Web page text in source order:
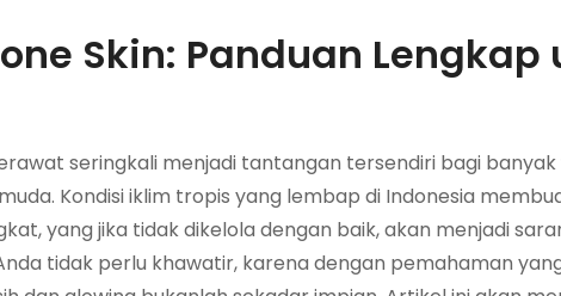
Skin: Panduan Lengkap
seringkali menjadi tantangan tersendiri bagi
Kondisi iklim tropis yang lembap di Indonesia
yang jika tidak dikelola dengan baik, akan menjadi
tidak perlu khawatir, karena dengan pemahaman